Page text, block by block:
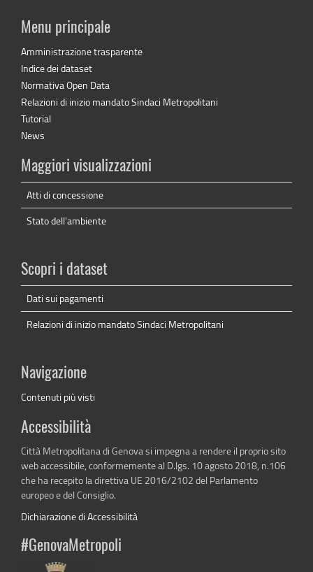
Menu principale
Amministrazione trasparente
Indice dei dataset
Normativa Open Data
Relazioni di inizio mandato Sindaci Metropolitani
Tutorial
News
Maggiori visualizzazioni
Atti di concessione
Stato dell'ambiente
Scopri i dataset
Dati sui pagamenti
Relazioni di inizio mandato Sindaci Metropolitani
Navigazione
Contenuti più visti
Accessibilità
Città Metropolitana di Genova si impegna a rendere il proprio sito
web accessibile, conformemente al D.lgs. 10 agosto 2018, n.106
che ha recepito la direttiva UE 2016/2102 del Parlamento
europeo e del Consiglio.
Dichiarazione di Accessibilità
#GenovaMetropoli